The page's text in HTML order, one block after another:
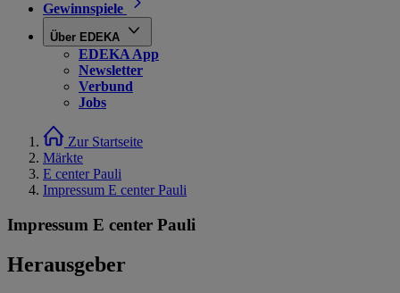
Gewinnspiele
Über EDEKA
EDEKA App
Newsletter
Verbund
Jobs
Zur Startseite
Märkte
E center Pauli
Impressum E center Pauli
Impressum E center Pauli
Herausgeber